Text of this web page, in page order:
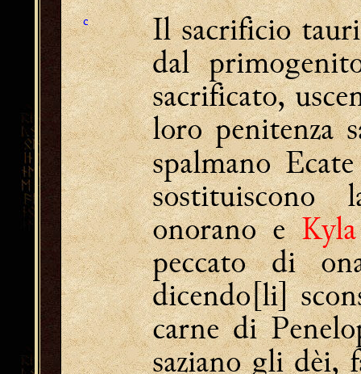
c
Il sacrificio
dal
sacrificato,
loro penitenza
spalmano
onorano eKyla
peccato di
dicendo[li]
carne di
saziano gli dèi,